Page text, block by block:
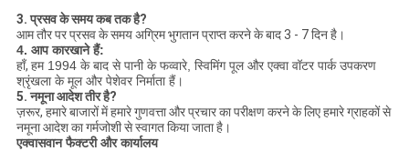
3. प्रसव के समय कब तक है?
आम तौर पर प्रसव के समय अग्रिम भुगतान प्राप्त करने के बाद 3 - 7 दिन है।
4. आप कारखाने हैं:
हाँ, हम 1994 के बाद से पानी के फव्वारे, स्विमिंग पूल और एक्वा वॉटर पार्क उपकरण
श्रृंखला के मूल और पेशेवर निर्माता हैं।
5. नमूना आदेश तीर है?
ज़रूर, हमारे बाजारों में हमारे गुणवत्ता और प्रचार का परीक्षण करने के लिए हमारे ग्राहकों से
नमूना आदेश का गर्मजोशी से स्वागत किया जाता है।
एक्वासवान फैक्टरी और कार्यालय